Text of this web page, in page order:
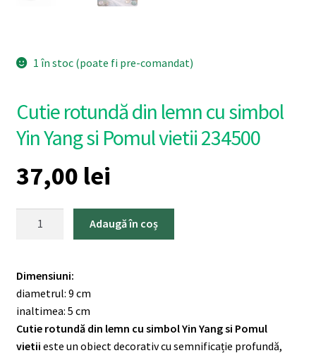
Cutie rotundă din lemn cu simbol
Yin Yang si Pomul vietii 234500
37,00 lei
Dimensiuni:
diametrul: 9 cm
inaltimea: 5 cm
Cutie rotundă din lemn cu simbol Yin Yang si Pomul
vietii este un obiect decorativ cu semnificație profundă,
1 în stoc (poate fi pre-comandat)
din
lemn
cu
simbol
Yin
Adaugă în coș